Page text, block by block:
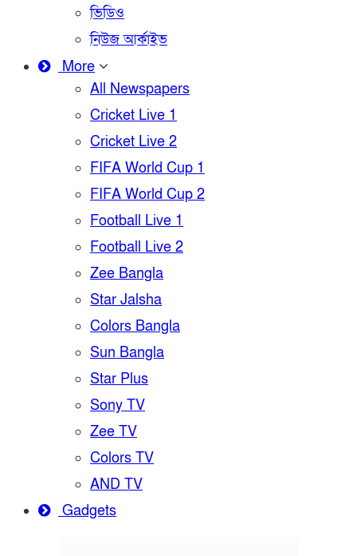
ভিডিও
নিউজ আর্কাইভ
More
All Newspapers
Cricket Live 1
Cricket Live 2
FIFA World Cup 1
FIFA World Cup 2
Football Live 1
Football Live 2
Zee Bangla
Star Jalsha
Colors Bangla
Sun Bangla
Star Plus
Sony TV
Zee TV
Colors TV
AND TV
Gadgets